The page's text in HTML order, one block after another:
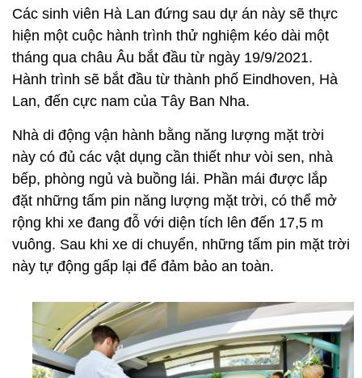
Các sinh viên Hà Lan đứng sau dự án này sẽ thực
hiện một cuộc hành trình thử nghiệm kéo dài một
tháng qua châu Âu bắt đầu từ ngày 19/9/2021.
Hành trình sẽ bắt đầu từ thành phố Eindhoven, Hà
Lan, đến cực nam của Tây Ban Nha.
Nhà di động vận hành bằng năng lượng mặt trời
này có đủ các vật dụng cần thiết như vòi sen, nhà
bếp, phòng ngủ và buồng lái. Phần mái được lắp
đặt những tấm pin năng lượng mặt trời, có thể mở
rộng khi xe đang đỗ với diện tích lên đến 17,5 m
vuông. Sau khi xe di chuyển, những tấm pin mặt trời
này tự động gấp lại để đảm bảo an toàn.